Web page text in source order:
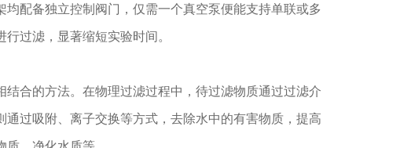
配备独立控制阀门，仅需一个真空泵便能支持单联或多
过滤，显著缩短实验时间。
合的方法。在物理过滤过程中，待过滤物质通过过滤介
过吸附、离子交换等方式，去除水中的有害物质，提高